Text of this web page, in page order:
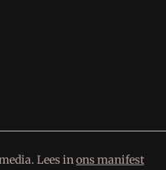
Lees inons manifest